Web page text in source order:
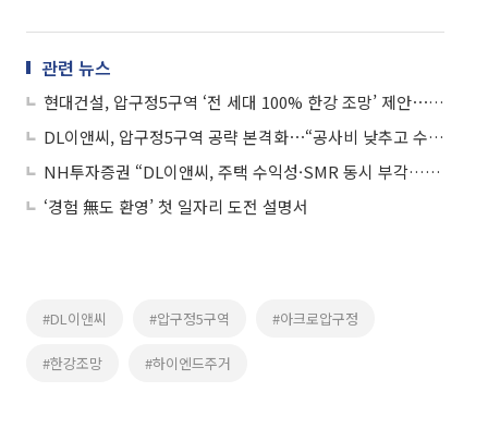
관련 뉴스
현대건설, 압구정5구역 ‘전 세대 100% 한강 조망’ 제안⋯조망 특화 승부수
DL이앤씨, 압구정5구역 공략 본격화⋯“공사비 낮추고 수익 극대화”
NH투자증권 “DL이앤씨, 주택 수익성·SMR 동시 부각…밸류 재평가 기대”
‘경험 無도 환영’ 첫 일자리 도전 설명서
#DL이앤씨 #압구정5구역 #아크로압구정
#한강조망 #하이엔드주거